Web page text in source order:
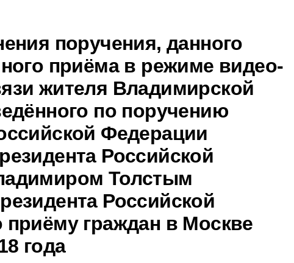
поручения, данного
приёма в режиме видео-
жителя Владимирской
по поручению
Федерации
Российской
Толстым
Российской
граждан в Москве
года